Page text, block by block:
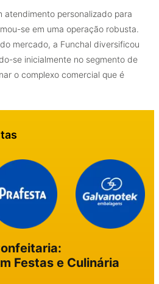
atendimento personalizado para
se em uma operação robusta.
mercado, a Funchal diversificou
se inicialmente no segmento de
o complexo comercial que é
Festas e Culinária